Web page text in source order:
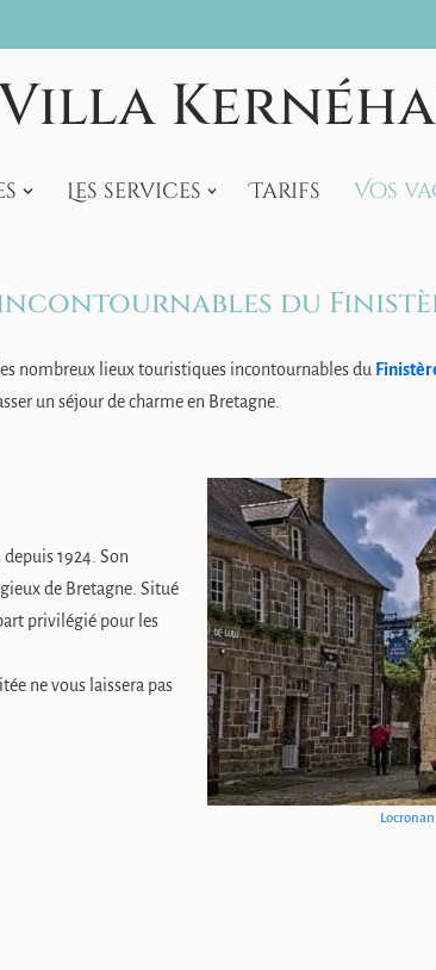
Les services Tarifs Vos
incontournables du
nombreux lieux touristiques incontournables du
un séjour de charme en Bretagne.
1924. Son
de Bretagne. Situé
privilégié pour les
ne vous laissera pas
Locronan